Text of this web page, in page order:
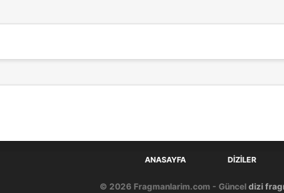
ANASAYFA DIZILER
© 2026 Fragmanlarim.com - Güncel dizi